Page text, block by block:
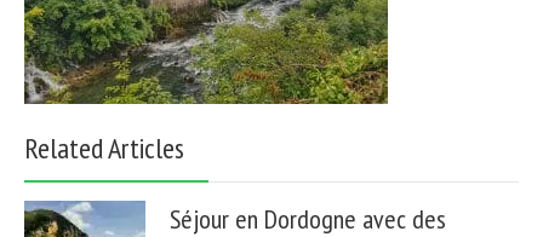
Related Articles
Séjour en Dordogne avec des